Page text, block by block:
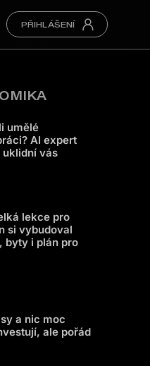
umělé
AI expert
vás
lekce pro
si vybudoval
byty i plán pro
a nic moc
ale pořád